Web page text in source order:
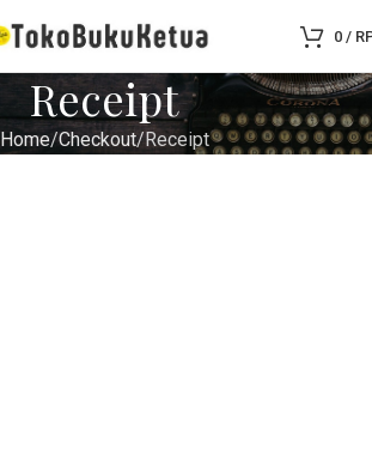
0 /
Receipt
Home Checkout Receipt